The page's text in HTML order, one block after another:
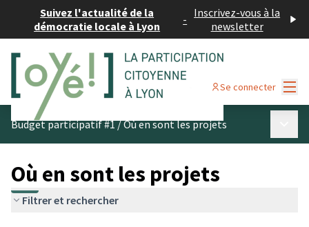
Suivez l'actualité de la
démocratie locale à Lyon
- Inscrivez-vous à la
newsletter
Se connecter
Budget participatif #1/Où en sont les projets
Où en sont les projets
Filtrer et rechercher